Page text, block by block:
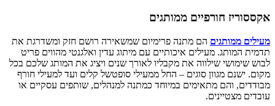
אקססוריז חורפיים ממותגים
מעילים ממותגים הם מתנה פרימיום שמשאירה רושם חזק ומשדרגת את
תדמית המותג. מעילים איכותיים עם מיתוג עדין ואלגנטי מהווים פריט
לבוש שימושי שילווה את מקבליו לאורך שנים ויציג את המותג שלכם בכל
מקום. ישנם מגוון סוגים – החל ממעילי סופטשל קלים ועד למעילי חורף
מבודדים, והם מתאימים במיוחד כמתנה למנהלים, שותפים עסקיים או
עובדים מצטיינים.